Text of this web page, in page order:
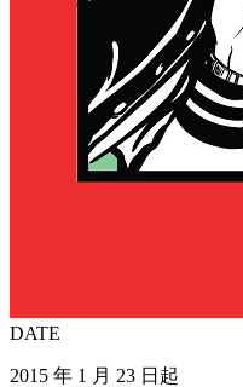
DATE
2015 年 1 月 23 日起